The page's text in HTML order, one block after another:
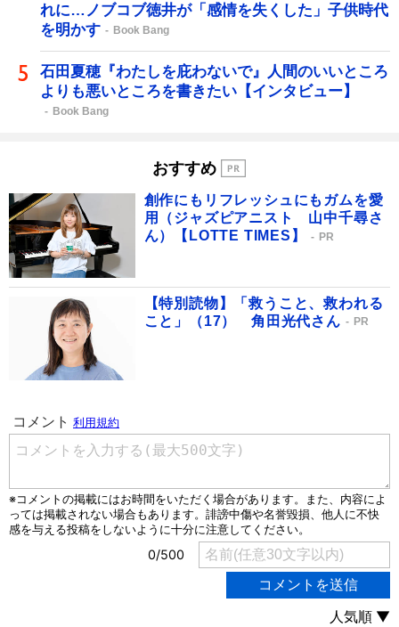
れに…ノブコブ徳井が「感情を失くした」子供時代
を明かす
Book Bang
石田夏穂『わたしを庇わないで』人間のいいところ
よりも悪いところを書きたい【インタビュー】
Book Bang
おすすめ
創作にもリフレッシュにもガムを愛
用（ジャズピアニスト 山中千尋さ
ん）【LOTTE TIMES】
PR
【特別読物】「救うこと、救われる
こと」（17） 角田光代さん
PR